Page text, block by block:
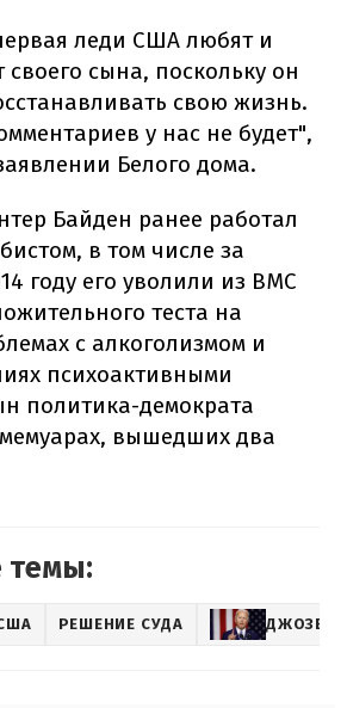
леди США любят и
сына, поскольку он
свою жизнь.
у нас не будет",
Белого дома.
Байден ранее работал
в том числе за
году его уволили из ВМС
теста на
с алкоголизмом и
психоактивными
политика-демократа
вышедших два
темы:
РЕШЕНИЕ СУДА ДЖОЗЕФ